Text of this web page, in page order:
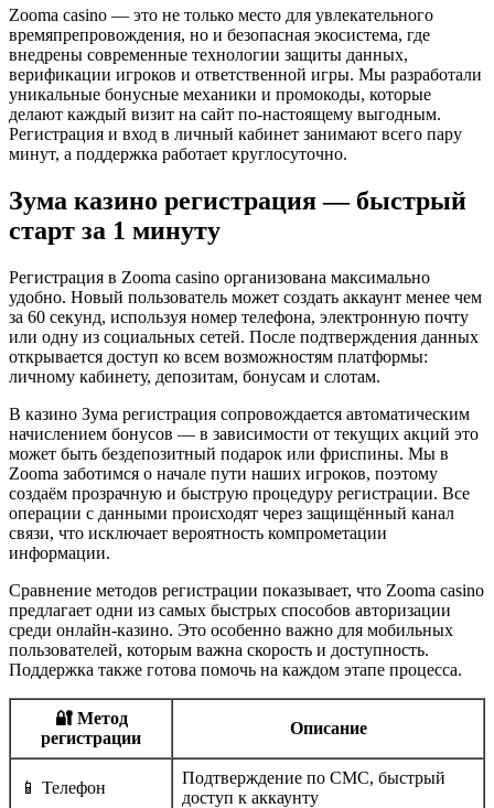
Zooma casino — это не только место для увлекательного
времяпрепровождения, но и безопасная экосистема, где
внедрены современные технологии защиты данных,
верификации игроков и ответственной игры. Мы разработали
уникальные бонусные механики и промокоды, которые
делают каждый визит на сайт по-настоящему выгодным.
Регистрация и вход в личный кабинет занимают всего пару
минут, а поддержка работает круглосуточно.
Зума казино регистрация — быстрый
старт за 1 минуту
Регистрация в Zooma casino организована максимально
удобно. Новый пользователь может создать аккаунт менее чем
за 60 секунд, используя номер телефона, электронную почту
или одну из социальных сетей. После подтверждения данных
открывается доступ ко всем возможностям платформы:
личному кабинету, депозитам, бонусам и слотам.
В казино Зума регистрация сопровождается автоматическим
начислением бонусов — в зависимости от текущих акций это
может быть бездепозитный подарок или фриспины. Мы в
Zooma заботимся о начале пути наших игроков, поэтому
создаём прозрачную и быструю процедуру регистрации. Все
операции с данными происходят через защищённый канал
связи, что исключает вероятность компрометации
информации.
Сравнение методов регистрации показывает, что Zooma casino
предлагает одни из самых быстрых способов авторизации
среди онлайн-казино. Это особенно важно для мобильных
пользователей, которым важна скорость и доступность.
Поддержка также готова помочь на каждом этапе процесса.
🔐 Метод
регистрации
Описание
📱 Телефон
Подтверждение по СМС, быстрый
доступ к аккаунту